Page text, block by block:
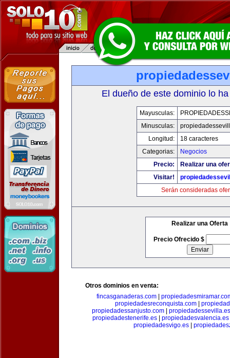
El dueño de este dominio lo
Mayusculas:
Minusculas:
Longitud:
18 caracteres
Categorias:
Negocios
Precio:
Realizar una
Visitar!
Serán consideradas
Realizar una Oferta
Precio Ofrecido $
Otros dominios en venta:
fincasganaderas.com
propiedadesreconquista.com
propiedadessanjusto.com| propiedadessevilla.es
propiedadestenerife.es| propiedadesvalencia.es
propiedadesvigo.es|